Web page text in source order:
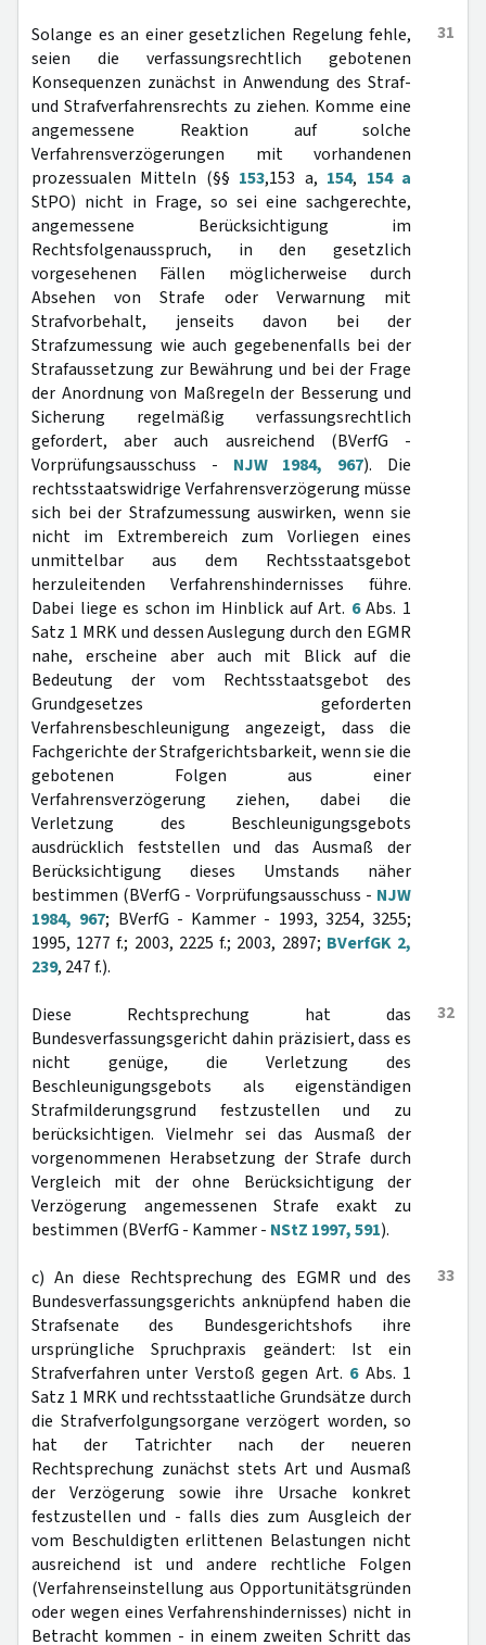
31
Solange es an einer gesetzlichen Regelung fehle,
seien die verfassungsrechtlich gebotenen
Konsequenzen zunächst in Anwendung des Straf-
und Strafverfahrensrechts zu ziehen. Komme eine
angemessene Reaktion auf solche
Verfahrensverzögerungen mit vorhandenen
prozessualen Mitteln (§§ 153,153 a, 154, 154 a
StPO) nicht in Frage, so sei eine sachgerechte,
angemessene Berücksichtigung im
Rechtsfolgenausspruch, in den gesetzlich
vorgesehenen Fällen möglicherweise durch
Absehen von Strafe oder Verwarnung mit
Strafvorbehalt, jenseits davon bei der
Strafzumessung wie auch gegebenenfalls bei der
Strafaussetzung zur Bewährung und bei der Frage
der Anordnung von Maßregeln der Besserung und
Sicherung regelmäßig verfassungsrechtlich
gefordert, aber auch ausreichend (BVerfG -
Vorprüfungsausschuss - NJW 1984, 967). Die
rechtsstaatswidrige Verfahrensverzögerung müsse
sich bei der Strafzumessung auswirken, wenn sie
nicht im Extrembereich zum Vorliegen eines
unmittelbar aus dem Rechtsstaatsgebot
herzuleitenden Verfahrenshindernisses führe.
Dabei liege es schon im Hinblick auf Art. 6Abs. 1
Satz 1 MRK und dessen Auslegung durch den EGMR
nahe, erscheine aber auch mit Blick auf die
Bedeutung der vom Rechtsstaatsgebot des
Grundgesetzes geforderten
Verfahrensbeschleunigung angezeigt, dass die
Fachgerichte der Strafgerichtsbarkeit, wenn sie die
gebotenen Folgen aus einer
Verfahrensverzögerung ziehen, dabei die
Verletzung des Beschleunigungsgebots
ausdrücklich feststellen und das Ausmaß der
Berücksichtigung dieses Umstands näher
bestimmen (BVerfG - Vorprüfungsausschuss - NJW
1984, 967; BVerfG - Kammer - 1993, 3254, 3255;
1995, 1277 f.; 2003, 2225 f.; 2003, 2897; BVerfGK 2,
239, 247 f.).
32
Diese Rechtsprechung hat das
Bundesverfassungsgericht dahin präzisiert, dass es
nicht genüge, die Verletzung des
Beschleunigungsgebots als eigenständigen
Strafmilderungsgrund festzustellen und zu
berücksichtigen. Vielmehr sei das Ausmaß der
vorgenommenen Herabsetzung der Strafe durch
Vergleich mit der ohne Berücksichtigung der
Verzögerung angemessenen Strafe exakt zu
bestimmen (BVerfG - Kammer - NStZ 1997, 591).
33
c) An diese Rechtsprechung des EGMR und des
Bundesverfassungsgerichts anknüpfend haben die
Strafsenate des Bundesgerichtshofs ihre
ursprüngliche Spruchpraxis geändert: Ist ein
Strafverfahren unter Verstoß gegen Art. 6Abs. 1
Satz 1 MRK und rechtsstaatliche Grundsätze durch
die Strafverfolgungsorgane verzögert worden, so
hat der Tatrichter nach der neueren
Rechtsprechung zunächst stets Art und Ausmaß
der Verzögerung sowie ihre Ursache konkret
festzustellen und - falls dies zum Ausgleich der
vom Beschuldigten erlittenen Belastungen nicht
ausreichend ist und andere rechtliche Folgen
(Verfahrenseinstellung aus Opportunitätsgründen
oder wegen eines Verfahrenshindernisses) nicht in
Betracht kommen - in einem zweiten Schritt das